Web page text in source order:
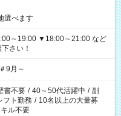
選べます
さい！
9月～
書不要 / 40～50代活躍中 / 副
フト勤務 / 10名以上の大量募
ル不要